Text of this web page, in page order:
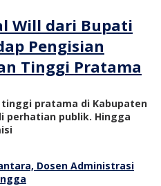
Will dari Bupati
Pengisian
Tinggi Pratama
tinggi pratama di Kabupaten
perhatian publik. Hingga